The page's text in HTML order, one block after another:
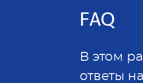
FAQ
В этом
ответы